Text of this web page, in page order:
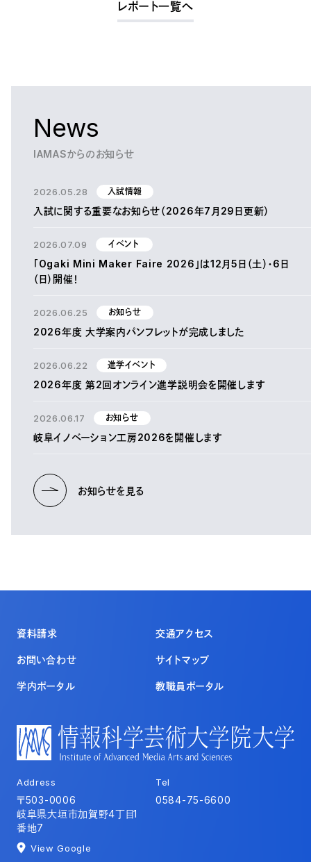
レポート一覧へ
News
IAMASからのお知らせ
2026.05.28 入試情報
入試に関する重要なお知らせ（2026年7月29日更新）
2026.07.09 イベント
「Ogaki Mini Maker Faire 2026」は12月5日（土）・6日
（日）開催！
2026.06.25 お知らせ
2026年度 大学案内パンフレットが完成しました
2026.06.22 進学イベント
2026年度 第2回オンライン進学説明会を開催します
2026.06.17 お知らせ
岐阜イノベーション工房2026を開催します
お知らせを見る
資料請求 交通アクセス
お問い合わせ サイトマップ
学内ポータル 教職員ポータル
Address
〒503-0006
岐阜県大垣市加賀野4丁目1
番地7
View Google
Tel
0584-75-6600